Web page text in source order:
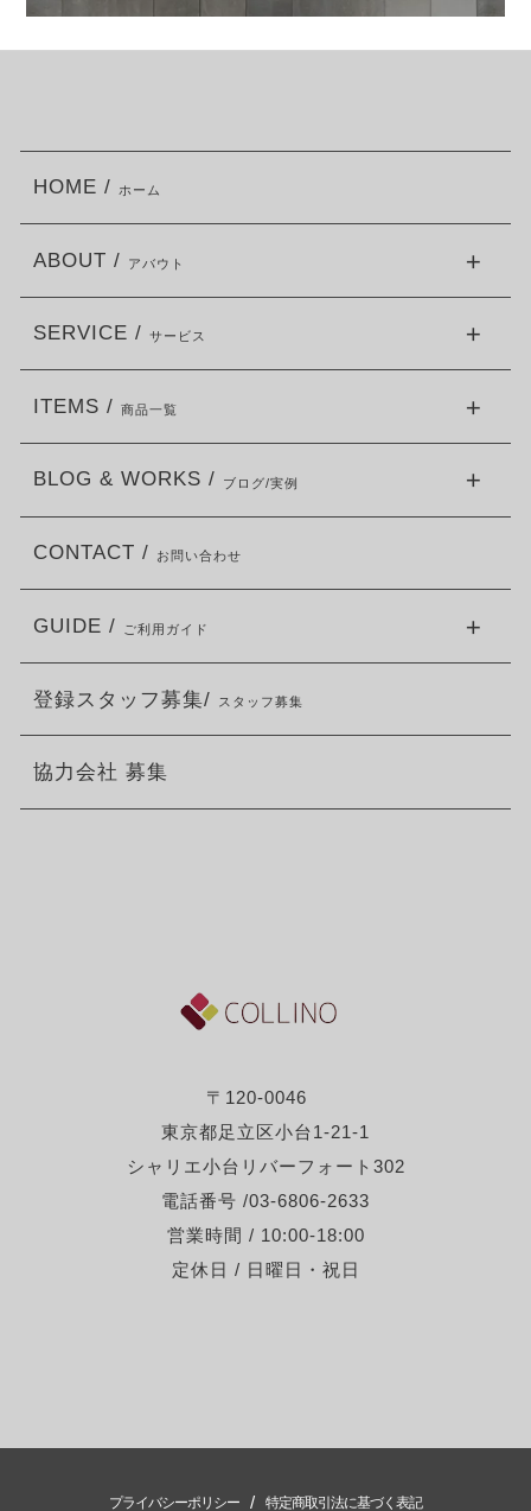
〒120-0046
東京都足立区小台1-21-1
シャリエ小台リバーフォート302
電話番号 /03-6806-2633
営業時間 / 10:00-18:00
定休日 / 日曜日・祝日
HOME / ホーム
ABOUT / アバウト
SERVICE / サービス
ITEMS / 商品一覧
BLOG & WORKS / ブログ/実例
CONTACT / お問い合わせ
GUIDE / ご利用ガイド
登録スタッフ募集/ スタッフ募集
協力会社 募集
プライバシーポリシー / 特定商取引法に基づく表記